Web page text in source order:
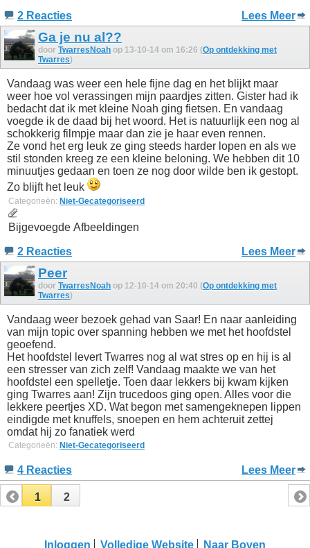
2 Reacties Lees Meer
Ga je nu al??
door TwarresNoah op 13-10-14 om 16:26 (Op ontdekking met
Twarres)
Vandaag was weer een hele fijne dag en het blijkt maar
weer hoe vol verassingen mijn paardjes zitten. Gister had ik
bedacht dat ik met kleine Noah ging fietsen. En vandaag
voegde ik de daad bij het woord. Het is natuurlijk een nog al
schokkerig filmpje maar dan zie je haar even rennen.
Ze vond het erg leuk ze ging steeds harder lopen en als we
stil stonden kreeg ze een kleine beloning. We hebben dit 10
minuutjes gedaan en toen ze nog door wilde ben ik gestopt.
Zo blijft het leuk
Categorieën: Niet-Gecategoriseerd
Bijgevoegde Afbeeldingen
2 Reacties Lees Meer
Peer
door TwarresNoah op 12-10-14 om 20:40 (Op ontdekking met
Twarres)
Vandaag weer bezoek gehad van Saar! En naar aanleiding
van mijn topic over spanning hebben we met het hoofdstel
geoefend.
Het hoofdstel levert Twarres nog al wat stres op en hij is al
een stresser van zich zelf! Vandaag maakte we van het
hoofdstel een spelletje. Toen daar lekkers bij kwam kijken
ging Twarres aan! Zijn trucedoos ging open. Alles voor die
lekkere peertjes XD. Wat begon met samengeknepen lippen
eindigde met knuffels, snoepen en hem achteruit zettej
omdat hij zo fanatiek werd
Categorieën: Niet-Gecategoriseerd
4 Reacties Lees Meer
1 2
Inloggen Volledige Website Naar Boven